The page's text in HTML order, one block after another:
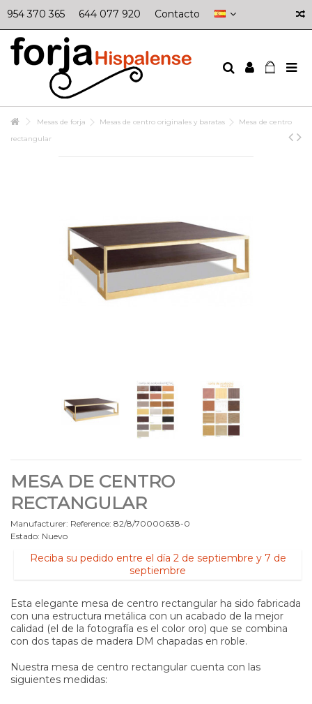
954 370 365 644 077 920 Contacto
Mesas de forja Mesas de centro originales y baratas
Mesa de centro
rectangular
MESA DE CENTRO
RECTANGULAR
Manufacturer: Reference: 82/8/70000638-0
Estado: Nuevo
Reciba su pedido entre el día 2 de septiembre y 7 de
septiembre
Esta elegante mesa de centro rectangular ha sido fabricada
con una estructura metálica con un acabado de la mejor
calidad (el de la fotografía es el color oro) que se combina
con dos tapas de madera DM chapadas en roble.
Nuestra mesa de centro rectangular cuenta con las
siguientes medidas: